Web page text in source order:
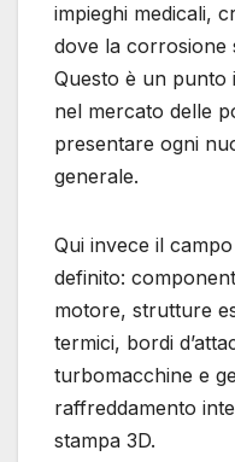
impieghi medicali,
dove la corrosione
Questo è un punto
nel mercato delle
presentare ogni
generale.
Qui invece il
definito:
motore, strutture
termici, bordi
turbomacchine e
raffreddamento
stampa 3D.